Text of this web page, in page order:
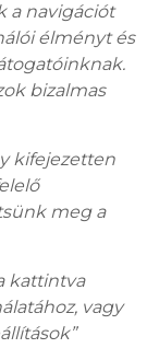
a navigációt
élményt és
bizalmas
kifejezetten
meg a
kattintva
vagy